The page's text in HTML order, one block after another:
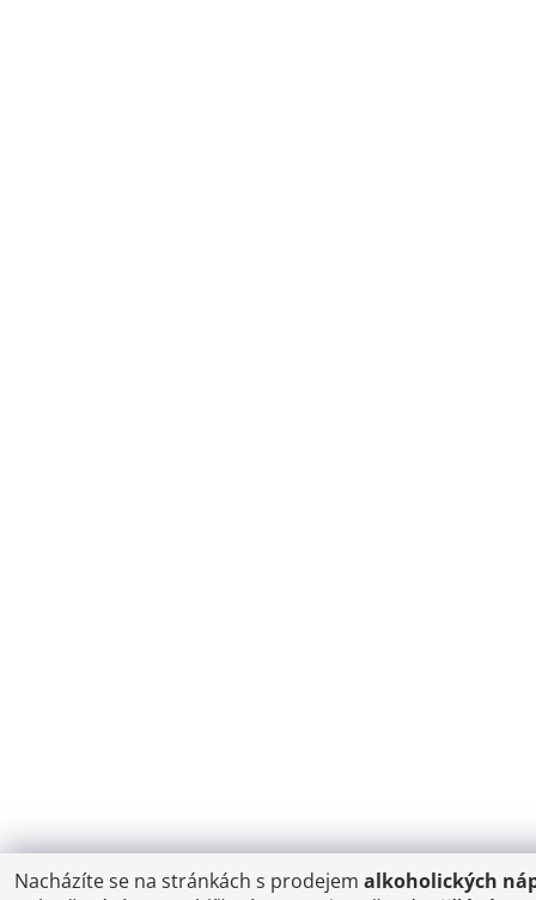
Nacházíte se na stránkách s prodejem alkoholických